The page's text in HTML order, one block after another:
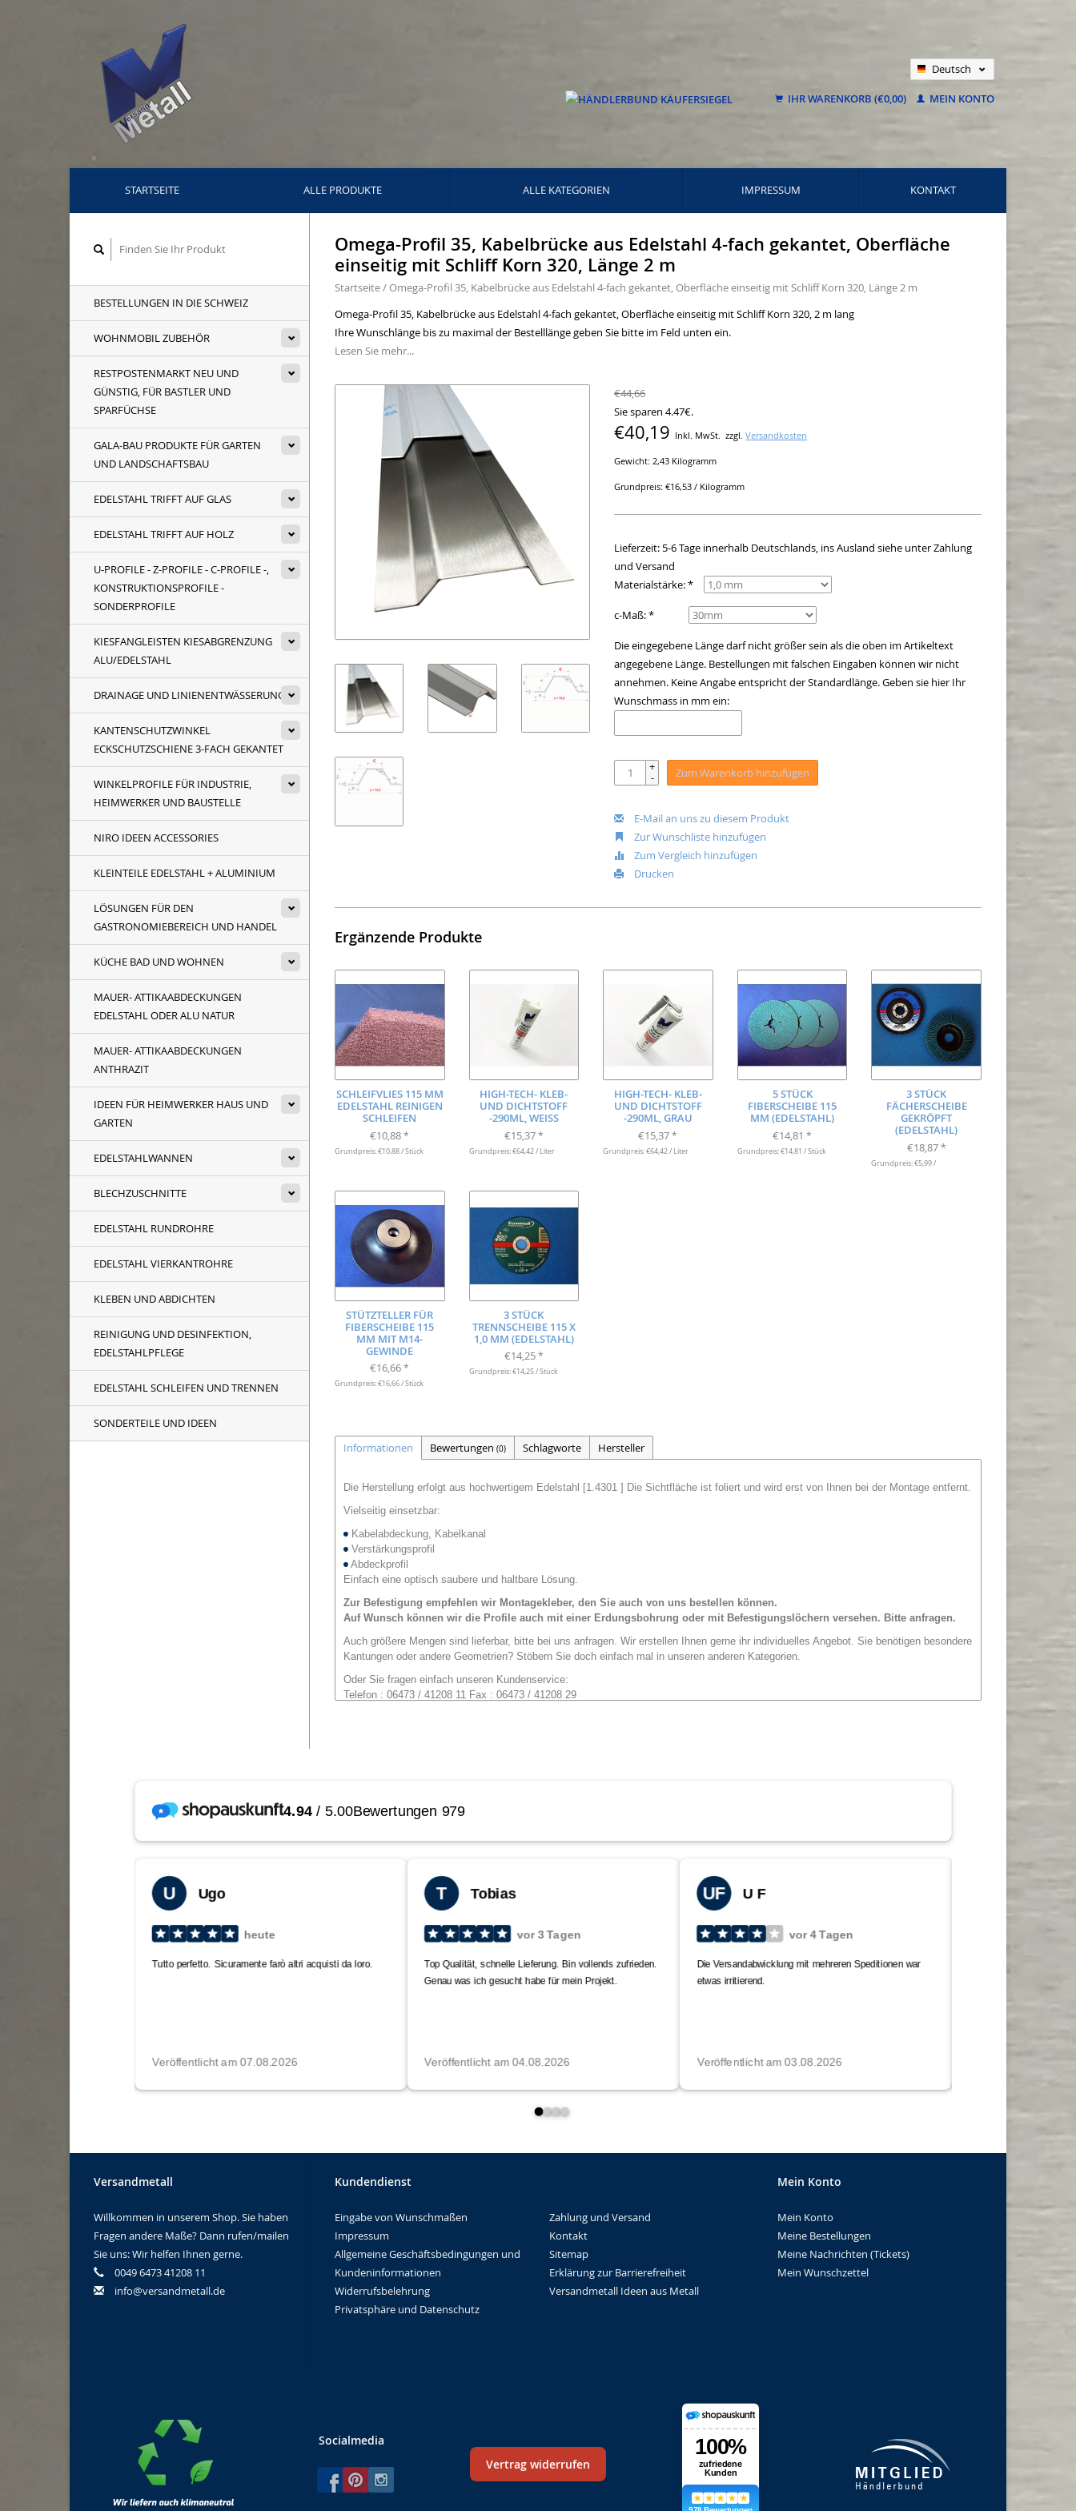
Deutsch
Français
IHR WARENKORB (€0,00) MEIN KONTO
STARTSEITE ALLE PRODUKTE ALLE KATEGORIEN IMPRESSUM KONTAKT
BESTELLUNGEN IN DIE SCHWEIZ
WOHNMOBIL ZUBEHÖR
RESTPOSTENMARKT NEU UND
GÜNSTIG, FÜR BASTLER UND
SPARFÜCHSE
GALA-BAU PRODUKTE FÜR GARTEN
UND LANDSCHAFTSBAU
EDELSTAHL TRIFFT AUF GLAS
EDELSTAHL TRIFFT AUF HOLZ
U-PROFILE - Z-PROFILE - C-PROFILE -,
KONSTRUKTIONSPROFILE -
SONDERPROFILE
KIESFANGLEISTEN KIESABGRENZUNG
ALU/EDELSTAHL
DRAINAGE UND LINIENENTWÄSSERUNG
KANTENSCHUTZWINKEL
ECKSCHUTZSCHIENE 3-FACH GEKANTET
WINKELPROFILE FÜR INDUSTRIE,
HEIMWERKER UND BAUSTELLE
NIRO IDEEN ACCESSORIES
KLEINTEILE EDELSTAHL + ALUMINIUM
LÖSUNGEN FÜR DEN
GASTRONOMIEBEREICH UND HANDEL
KÜCHE BAD UND WOHNEN
MAUER- ATTIKAABDECKUNGEN
EDELSTAHL ODER ALU NATUR
MAUER- ATTIKAABDECKUNGEN
ANTHRAZIT
IDEEN FÜR HEIMWERKER HAUS UND
GARTEN
EDELSTAHLWANNEN
BLECHZUSCHNITTE
EDELSTAHL RUNDROHRE
EDELSTAHL VIERKANTROHRE
KLEBEN UND ABDICHTEN
REINIGUNG UND DESINFEKTION,
EDELSTAHLPFLEGE
EDELSTAHL SCHLEIFEN UND TRENNEN
SONDERTEILE UND IDEEN
Omega-Profil 35, Kabelbrücke aus Edelstahl 4-fach gekantet, Oberfläche
einseitig mit Schliff Korn 320, Länge 2 m
Startseite/Omega-Profil 35, Kabelbrücke aus Edelstahl 4-fach gekantet, Oberfläche einseitig mit Schliff Korn 320, Länge 2 m
Omega-Profil 35, Kabelbrücke aus Edelstahl 4-fach gekantet, Oberfläche einseitig mit Schliff Korn 320, 2 m lang
Ihre Wunschlänge bis zu maximal der Bestelllänge geben Sie bitte im Feld unten ein.
Lesen Sie mehr...
€44,66
Sie sparen 4.47€.
€40,19 Inkl. MwSt. zzgl.Versandkosten
Gewicht: 2,43 Kilogramm
Grundpreis: €16,53 / Kilogramm
Lieferzeit: 5-6 Tage innerhalb Deutschlands, ins Ausland siehe unter Zahlung
und Versand
Materialstärke: *
c-Maß: *
Die eingegebene Länge darf nicht größer sein als die oben im Artikeltext
angegebene Länge. Bestellungen mit falschen Eingaben können wir nicht
annehmen. Keine Angabe entspricht der Standardlänge. Geben sie hier Ihr
Wunschmass in mm ein:
+
- Zum Warenkorb hinzufügen
E-Mail an uns zu diesem Produkt
Zur Wunschliste hinzufügen
Zum Vergleich hinzufügen
Drucken
Ergänzende Produkte
SCHLEIFVLIES 115 MM
EDELSTAHL REINIGEN
SCHLEIFEN
€10,88*
Grundpreis: €10,88 / Stück
HIGH-TECH- KLEB-
UND DICHTSTOFF
-290ML, WEISS
€15,37 *
Grundpreis: €64,42 / Liter
HIGH-TECH- KLEB-
UND DICHTSTOFF
-290ML, GRAU
€15,37*
Grundpreis: €64,42 / Liter
5 STÜCK
FIBERSCHEIBE 115
MM (EDELSTAHL)
€14,81*
Grundpreis: €14,81 / Stück
3 STÜCK
FÄCHERSCHEIBE
GEKRÖPFT
(EDELSTAHL)
€18,87 *
Grundpreis: €5,99 /
STÜTZTELLER FÜR
FIBERSCHEIBE 115
MM MIT M14-
GEWINDE
€16,66*
Grundpreis: €16,66 / Stück
3 STÜCK
TRENNSCHEIBE 115 X
1,0 MM (EDELSTAHL)
€14,25 *
Grundpreis: €14,25 / Stück
Informationen Bewertungen (0) Schlagworte Hersteller
Die Herstellung erfolgt aus hochwertigem Edelstahl [1.4301 ] Die Sichtfläche ist foliert und wird erst von Ihnen bei der Montage entfernt.
Vielseitig einsetzbar:
Kabelabdeckung, Kabelkanal
Verstärkungsprofil
Abdeckprofil
Einfach eine optisch saubere und haltbare Lösung.
Zur Befestigung empfehlen wir Montagekleber, den Sie auch von uns bestellen können.
Auf Wunsch können wir die Profile auch mit einer Erdungsbohrung oder mit Befestigungslöchern versehen. Bitte anfragen.
Auch größere Mengen sind lieferbar, bitte bei uns anfragen. Wir erstellen Ihnen gerne ihr individuelles Angebot. Sie benötigen besondere
Kantungen oder andere Geometrien? Stöbern Sie doch einfach mal in unseren anderen Kategorien.
Oder Sie fragen einfach unseren Kundenservice:
Telefon : 06473 / 41208 11 Fax : 06473 / 41208 29
Versandmetall
Willkommen in unserem Shop. Sie haben
Fragen andere Maße? Dann rufen/mailen
Sie uns: Wir helfen Ihnen gerne.
0049 6473 41208 11
info@versandmetall.de
Kundendienst
Eingabe von Wunschmaßen
Impressum
Allgemeine Geschäftsbedingungen und
Kundeninformationen
Widerrufsbelehrung
Privatsphäre und Datenschutz
Zahlung und Versand
Kontakt
Sitemap
Erklärung zur Barrierefreiheit
Versandmetall Ideen aus Metall
Mein Konto
Mein Konto
Meine Bestellungen
Meine Nachrichten (Tickets)
Mein Wunschzettel
Socialmedia
Vertrag widerrufen